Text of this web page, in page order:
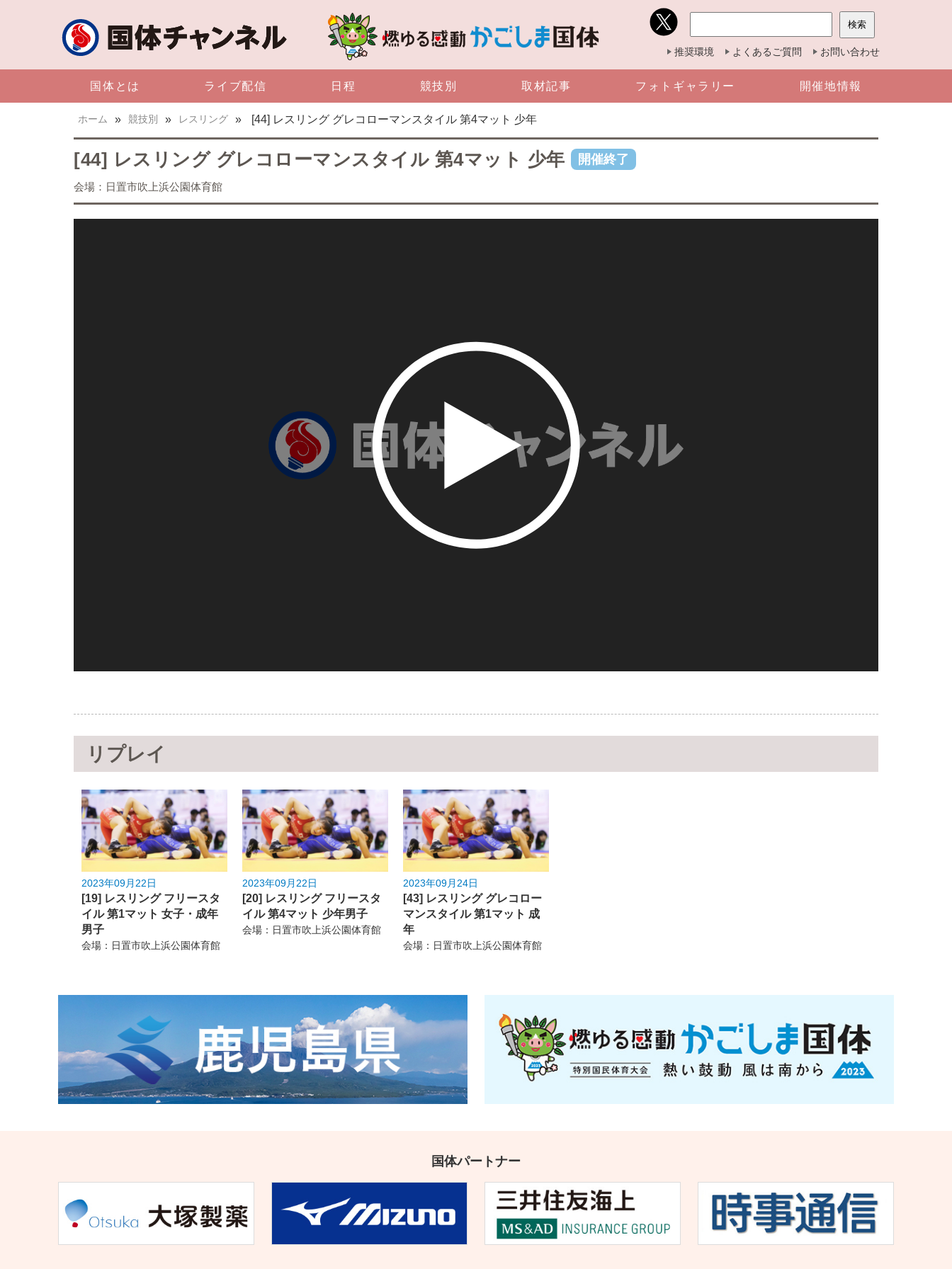
推奨環境 よくあるご質問 お問い合わせ
国体とは ライブ配信 日程 競技別 取材記事 フォトギャラリー 開催地情報
ホーム » 競技別 » レスリング » [44] レスリング グレコローマンスタイル 第4マット 少年
[44] レスリング グレコローマンスタイル 第4マット 少年 開催終了
会場：日置市吹上浜公園体育館
リプレイ
2023年09月22日
[19] レスリング フリースタ
イル 第1マット 女子・成年
男子
会場：日置市吹上浜公園体育館
2023年09月22日
[20] レスリング フリースタ
イル 第4マット 少年男子
会場：日置市吹上浜公園体育館
2023年09月24日
[43] レスリング グレコロー
マンスタイル 第1マット 成
年
会場：日置市吹上浜公園体育館
国体パートナー